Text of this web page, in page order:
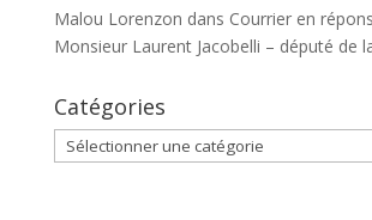
Malou Lorenzon dans Courrier en
Monsieur Laurent Jacobelli – député de
Catégories
Catégories